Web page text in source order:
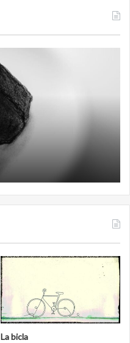
Film antineoliberal
La bicla